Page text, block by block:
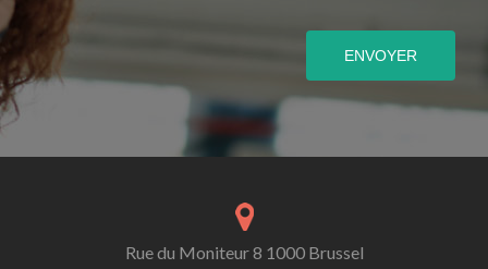
ENVOYER
Rue du Moniteur 8 1000 Brussel